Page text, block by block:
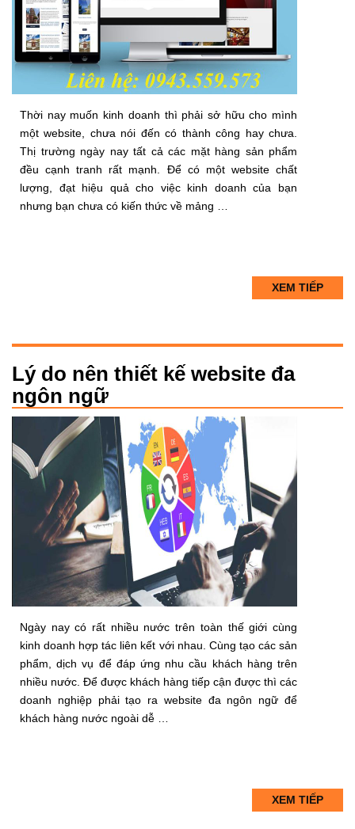
Thời nay muốn kinh doanh thì phải sở hữu cho mình
một website, chưa nói đến có thành công hay chưa.
Thị trường ngày nay tất cả các mặt hàng sản phẩm
đều cạnh tranh rất mạnh. Để có một website chất
lượng, đạt hiệu quả cho việc kinh doanh của bạn
nhưng bạn chưa có kiến thức về mảng …
XEM TIẾP
Lý do nên thiết kế website đa
ngôn ngữ
Ngày nay có rất nhiều nước trên toàn thế giới cùng
kinh doanh hợp tác liên kết với nhau. Cùng tạo các sản
phẩm, dịch vụ để đáp ứng nhu cầu khách hàng trên
nhiều nước. Để được khách hàng tiếp cận được thì các
doanh nghiệp phải tạo ra website đa ngôn ngữ để
khách hàng nước ngoài dễ …
XEM TIẾP